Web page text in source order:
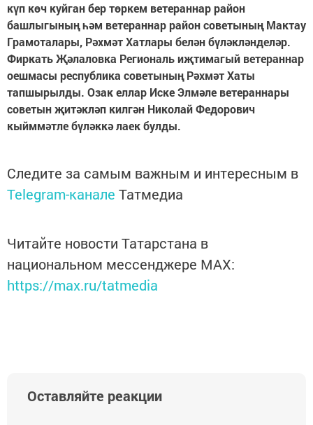
күп көч куйган бер төркем ветераннар район
башлыгының һәм ветераннар район советының Мактау
Грамоталары, Рәхмәт Хатлары белән бүләкләнделәр.
Фиркать Җәлаловка Региональ иҗтимагый ветераннар
оешмасы республика советының Рәхмәт Хаты
тапшырылды. Озак еллар Иске Элмәле ветераннары
советын җитәкләп килгән Николай Федорович
кыйммәтле бүләккә лаек булды.
Следите за самым важным и интересным в
Telegram-канале Татмедиа
Читайте новости Татарстана в
национальном мессенджере MАХ:
https://max.ru/tatmedia
Оставляйте реакции